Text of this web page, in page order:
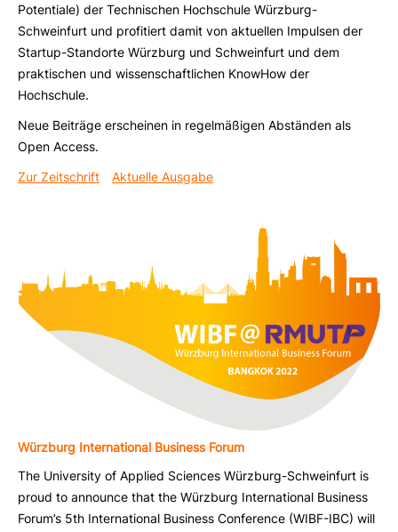
Potentiale) der Technischen Hochschule Würzburg-
Schweinfurt und profitiert damit von aktuellen Impulsen der
Startup-Standorte Würzburg und Schweinfurt und dem
praktischen und wissenschaftlichen KnowHow der
Hochschule.
Neue Beiträge erscheinen in regelmäßigen Abständen als
Open Access.
Zur Zeitschrift
Aktuelle Ausgabe
Würzburg International Business Forum
The University of Applied Sciences Würzburg-Schweinfurt is
proud to announce that the Würzburg International Business
Forum’s 5th International Business Conference (WIBF-IBC) will